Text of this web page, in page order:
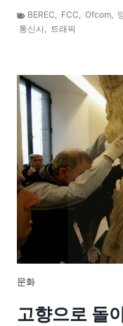
BEREC, FCC, Ofcom,
통신사, 트래픽
문화
고향으로 돌